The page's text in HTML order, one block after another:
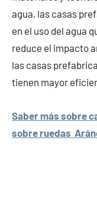
agua, las casas
en el uso del agua
reduce el impacto
las casas
tienen mayor
Saber más sobre
sobre ruedas